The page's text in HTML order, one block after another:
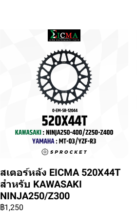
สเตอร์หลัง EICMA 520X44T
สำหรับ KAWASAKI
NINJA250/Z300
฿1,250